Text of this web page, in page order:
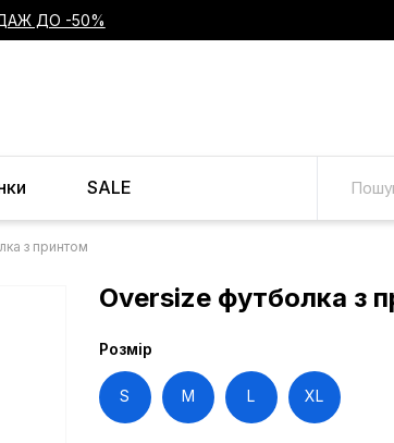
ДО -50%
SALE
з принтом
Oversize футболка з
Розмір
S M L XL